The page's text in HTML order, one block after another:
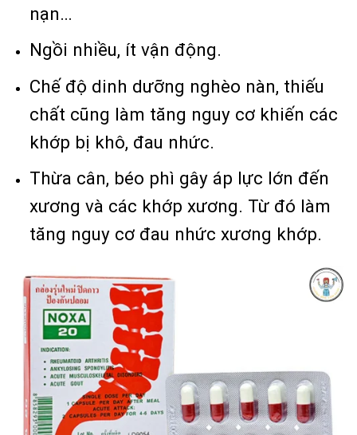
nạn…
Ngồi nhiều, ít vận động.
Chế độ dinh dưỡng nghèo nàn, thiếu
chất cũng làm tăng nguy cơ khiến các
khớp bị khô, đau nhức.
Thừa cân, béo phì gây áp lực lớn đến
xương và các khớp xương. Từ đó làm
tăng nguy cơ đau nhức xương khớp.